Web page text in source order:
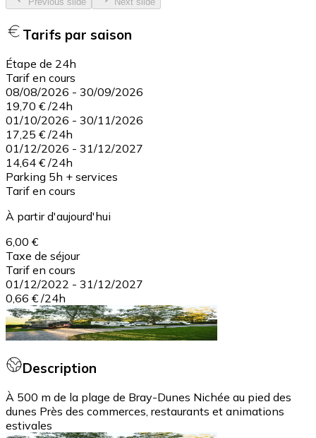
Tarifs par saison
Étape de 24h
Tarif en cours
08/08/2026 - 30/09/2026
19,70 € /24h
01/10/2026 - 30/11/2026
17,25 € /24h
01/12/2026 - 31/12/2027
14,64 € /24h
Parking 5h + services
Tarif en cours
À partir d'aujourd'hui
6,00 €
Taxe de séjour
Tarif en cours
01/12/2022 - 31/12/2027
0,66 € /24h
Description
À 500 m de la plage de Bray-Dunes Nichée au pied des
dunes Près des commerces, restaurants et animations
estivales